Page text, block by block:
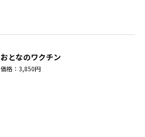
おとなのワクチン
価格：3,850円